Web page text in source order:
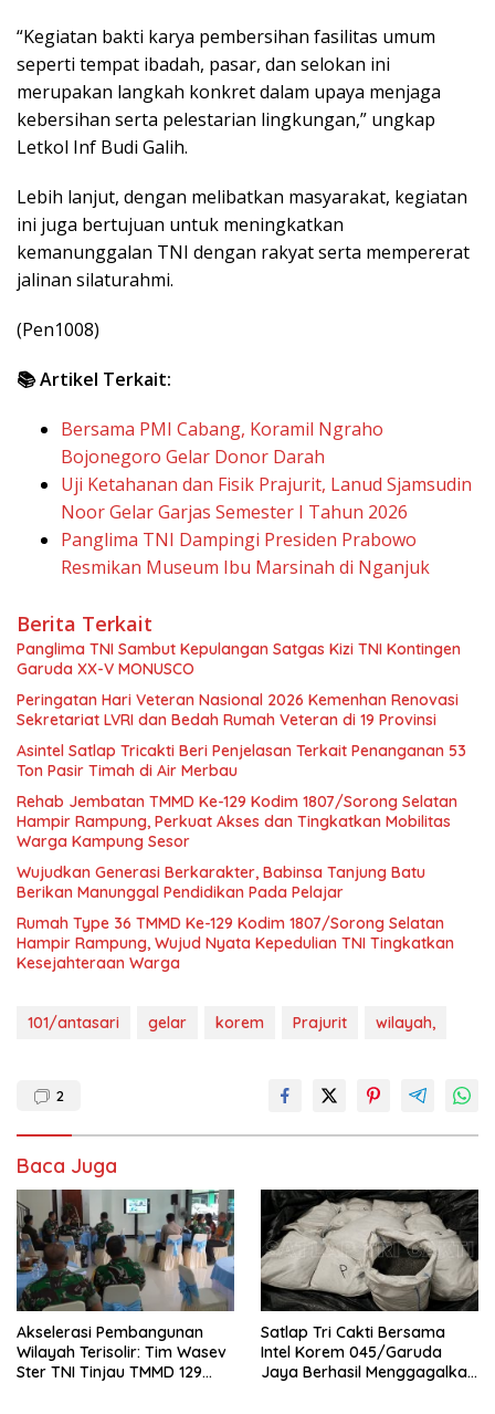
“Kegiatan bakti karya pembersihan fasilitas umum
seperti tempat ibadah, pasar, dan selokan ini
merupakan langkah konkret dalam upaya menjaga
kebersihan serta pelestarian lingkungan,” ungkap
Letkol Inf Budi Galih.
Lebih lanjut, dengan melibatkan masyarakat, kegiatan
ini juga bertujuan untuk meningkatkan
kemanunggalan TNI dengan rakyat serta mempererat
jalinan silaturahmi.
(Pen1008)
📚 Artikel Terkait:
Bersama PMI Cabang, Koramil Ngraho
Bojonegoro Gelar Donor Darah
Uji Ketahanan dan Fisik Prajurit, Lanud Sjamsudin
Noor Gelar Garjas Semester I Tahun 2026
Panglima TNI Dampingi Presiden Prabowo
Resmikan Museum Ibu Marsinah di Nganjuk
Berita Terkait
Panglima TNI Sambut Kepulangan Satgas Kizi TNI Kontingen
Garuda XX-V MONUSCO
Peringatan Hari Veteran Nasional 2026 Kemenhan Renovasi
Sekretariat LVRI dan Bedah Rumah Veteran di 19 Provinsi
Asintel Satlap Tricakti Beri Penjelasan Terkait Penanganan 53
Ton Pasir Timah di Air Merbau
Rehab Jembatan TMMD Ke-129 Kodim 1807/Sorong Selatan
Hampir Rampung, Perkuat Akses dan Tingkatkan Mobilitas
Warga Kampung Sesor
Wujudkan Generasi Berkarakter, Babinsa Tanjung Batu
Berikan Manunggal Pendidikan Pada Pelajar
Rumah Type 36 TMMD Ke-129 Kodim 1807/Sorong Selatan
Hampir Rampung, Wujud Nyata Kepedulian TNI Tingkatkan
Kesejahteraan Warga
101/antasari gelar korem Prajurit wilayah,
2
Baca Juga
Akselerasi Pembangunan
Wilayah Terisolir: Tim Wasev
Ster TNI Tinjau TMMD 129
Satlap Tri Cakti Bersama
Intel Korem 045/Garuda
Jaya Berhasil Menggagalkan